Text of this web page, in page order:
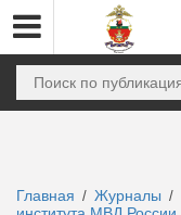
Главная / Журналы /